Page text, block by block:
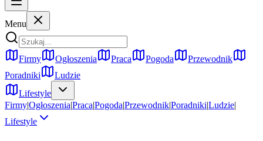
Menu
Firmy Ogłoszenia Praca Pogoda
Przewodnik
Poradniki
Ludzie
Lifestyle
Firmy|Ogłoszenia|Praca|Pogoda|Przewodnik|Poradniki|Ludzie|
Lifestyle